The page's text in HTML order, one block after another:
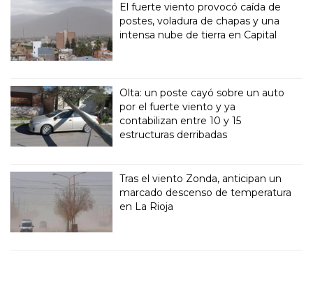
El fuerte viento provocó caída de
postes, voladura de chapas y una
intensa nube de tierra en Capital
Olta: un poste cayó sobre un auto
por el fuerte viento y ya
contabilizan entre 10 y 15
estructuras derribadas
Tras el viento Zonda, anticipan un
marcado descenso de temperatura
en La Rioja